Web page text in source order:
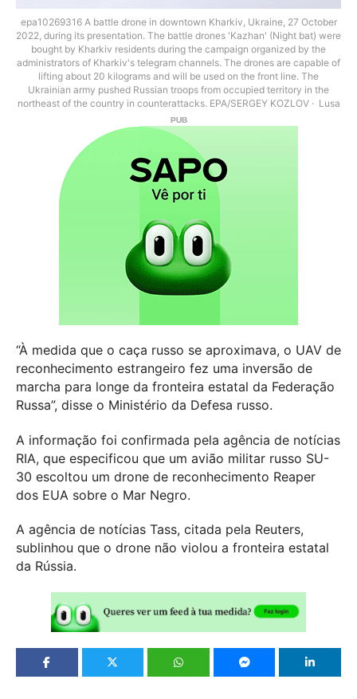
epa10269316 A battle drone in downtown Kharkiv, Ukraine, 27 October
2022, during its presentation. The battle drones 'Kazhan' (Night bat) were
bought by Kharkiv residents during the campaign organized by the
administrators of Kharkiv's telegram channels. The drones are capable of
lifting about 20 kilograms and will be used on the front line. The
Ukrainian army pushed Russian troops from occupied territory in the
northeast of the country in counterattacks. EPA/SERGEY KOZLOV
Lusa
“À medida que o caça russo se aproximava, o UAV de
reconhecimento estrangeiro fez uma inversão de
marcha para longe da fronteira estatal da Federação
Russa”, disse o Ministério da Defesa russo.
A informação foi confirmada pela agência de notícias
RIA, que especificou que um avião militar russo SU-
30 escoltou um drone de reconhecimento Reaper
dos EUA sobre o Mar Negro.
A agência de notícias Tass, citada pela Reuters,
sublinhou que o drone não violou a fronteira estatal
da Rússia.